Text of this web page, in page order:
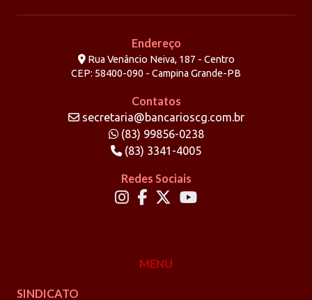
Endereço
Rua Venâncio Neiva, 187 - Centro
CEP: 58400-090 - Campina Grande-PB
Contatos
secretaria@bancarioscg.com.br
(83) 99856-0238
(83) 3341-4005
Redes Sociais
MENU
SINDICATO